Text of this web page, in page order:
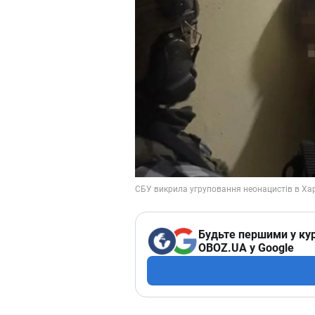
Будьте першими у
OBOZ.UA у Google